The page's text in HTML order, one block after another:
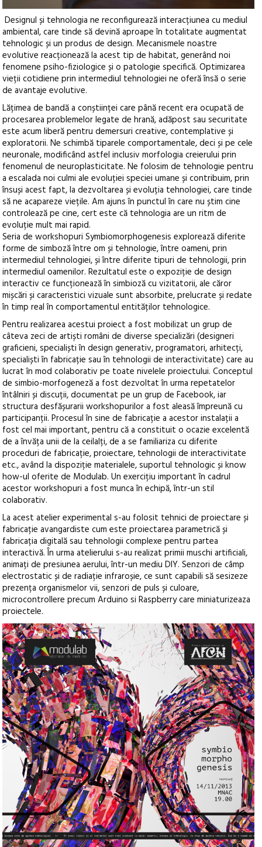
Designul și tehnologia ne reconfigurează interacțiunea cu mediul
ambiental, care tinde să devină aproape în totalitate augmentat
tehnologic și un produs de design. Mecanismele noastre
evolutive reacționează la acest tip de habitat, generând noi
fenomene psiho-fiziologice și o patologie specifică. Optimizarea
vieții cotidiene prin intermediul tehnologiei ne oferă însă o serie
de avantaje evolutive.
Lățimea de bandă a conștiinței care până recent era ocupată de
procesarea problemelor legate de hrană, adăpost sau securitate
este acum liberă pentru demersuri creative, contemplative și
exploratorii. Ne schimbă tiparele comportamentale, deci și pe cele
neuronale, modificând astfel inclusiv morfologia creierului prin
fenomenul de neuroplasticitate. Ne folosim de tehnologie pentru
a escalada noi culmi ale evoluției speciei umane și contribuim, prin
însuși acest fapt, la dezvoltarea și evoluția tehnologiei, care tinde
să ne acapareze viețile. Am ajuns în punctul în care nu știm cine
controlează pe cine, cert este că tehnologia are un ritm de
evoluție mult mai rapid.
Seria de workshopuri Symbiomorphogenesis explorează diferite
forme de simboză între om și tehnologie, între oameni, prin
intermediul tehnologiei, și între diferite tipuri de tehnologii, prin
intermediul oamenilor. Rezultatul este o expoziție de design
interactiv ce funcționează în simbioză cu vizitatorii, ale căror
mișcări și caracteristici vizuale sunt absorbite, prelucrate și redate
în timp real în comportamentul entităților tehnologice.
Pentru realizarea acestui proiect a fost mobilizat un grup de
câteva zeci de artiști români de diverse specializări (designeri
graficieni, specialiști în design generativ, programatori, arhitecți,
specialiști în fabricație sau în tehnologii de interactivitate) care au
lucrat în mod colaborativ pe toate nivelele proiectului. Conceptul
de simbio-morfogeneză a fost dezvoltat în urma repetatelor
întâlniri și discuții, documentat pe un grup de Facebook, iar
structura desfășurarii workshopurilor a fost aleasă împreună cu
participanții. Procesul în sine de fabricație a acestor instalații a
fost cel mai important, pentru că a constituit o ocazie excelentă
de a învăța unii de la ceilalți, de a se familiariza cu diferite
proceduri de fabricație, proiectare, tehnologii de interactivitate
etc., având la dispoziție materialele, suportul tehnologic și know
how-ul oferite de Modulab. Un exercițiu important în cadrul
acestor workshopuri a fost munca în echipă, într-un stil
colaborativ.
La acest atelier experimental s-au folosit tehnici de proiectare și
fabricație avangardiste cum este proiectarea parametrică și
fabricația digitală sau tehnologii complexe pentru partea
interactivă. În urma atelierului s-au realizat primii muschi artificiali,
animați de presiunea aerului, într-un mediu DIY. Senzori de câmp
electrostatic și de radiație infraroșie, ce sunt capabili să sesizeze
prezența organismelor vii, senzori de puls și culoare,
microcontrollere precum Arduino si Raspberry care miniaturizeaza
proiectele.